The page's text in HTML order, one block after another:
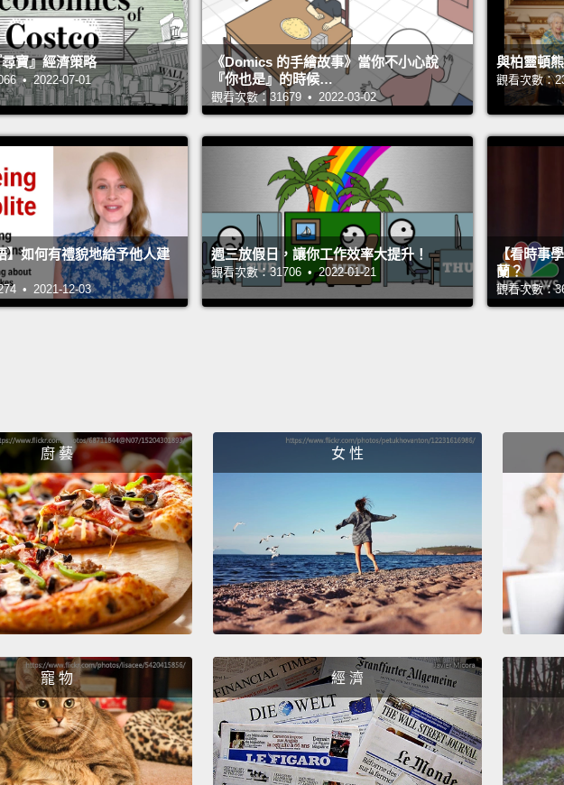
重要的部分是，大多數化學和
得比較慢，那就代表如果你將食
細菌以及真菌就會冷到沒辦法
在冷凍庫保存得比在冰箱和流理
是一項簡單的任務，特別是在
物冷凍起來是個新點子－－我的
幾千年來就只能這麼做。不過當
打造人造寒冬來冷凍食物時，事
Early freezers were basically
while they could freeze food,
thaws, the fluid leaks out.
Clarence Birdseye, to
早期的冷凍庫基本上是裝滿灑鹽
它們可以冷凍食物，但卻要花上
這樣做。速度緩慢的結凍過程讓
晶。由於水在結凍時會膨脹，
壁，而當食物解凍時，那液體
An American entrepreneur
the nineteen-teens,
Birdseye
people went ice fishing in
conditions, their catch froze
寶』經濟策略
• 2022-07-01
《Domics 的手繪故事》當你不小心說
『你也是』的時候…
觀看次數：31679 • 2022-03-02
與柏靈頓
觀看次數：
】如何有禮貌地給予他人建
• 2021-12-03
週三放假日，讓你工作效率大提升！
觀看次數：31706 • 2022-01-21
【看時事
蘭？
觀看次數：
廚 藝 女 性
寵 物 經 濟